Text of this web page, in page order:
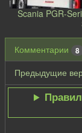
Scania PGR-
Комментарии 8
Предыдущие